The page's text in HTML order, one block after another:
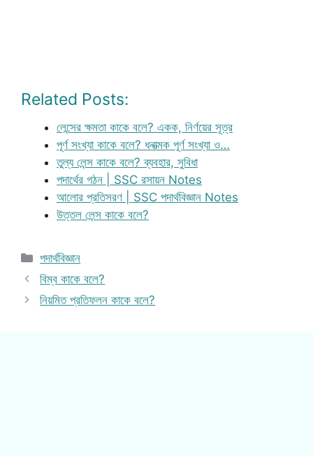
Related Posts:
লেন্সের ক্ষমতা কাকে বলে? একক, নির্ণয়ের সূত্র
পূর্ণ সংখ্যা কাকে বলে? ধনাত্মক পূর্ণ সংখ্যা ও…
তুল্য লেন্স কাকে বলে? ব্যবহার, সুবিধা
পদার্থের গঠন | SSC রসায়ন Notes
আলোর প্রতিসরণ | SSC পদার্থবিজ্ঞান Notes
উত্তল লেন্স কাকে বলে?
Categories
পদার্থবিজ্ঞান
বিম্ব কাকে বলে?
নিয়মিত প্রতিফলন কাকে বলে?